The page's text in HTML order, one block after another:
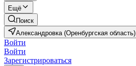
Ещё
Поиск
Александровка (Оренбургская область)
Войти
Войти
Зарегистрироваться